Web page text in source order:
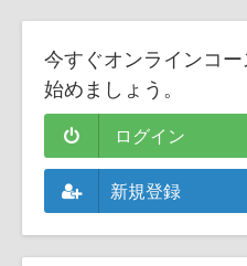
今すぐオンラインコー
始めましょう。
ログイン
新規登録